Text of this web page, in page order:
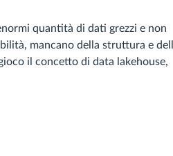
quantità di dati grezzi e non
mancano della struttura e
il concetto di data lakehouse,